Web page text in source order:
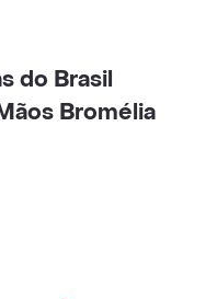
do Brasil
Bromélia